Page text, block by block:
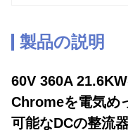
製品の説明
60V 360A
Chromeを電気め
可能なDCの整流